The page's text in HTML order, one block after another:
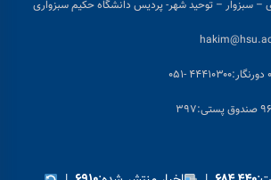
– سبزوار – توحید شهر- پردیس دانشگاه حکیم سبزواری
دورنگار:۴۴۴۱۰۳۰۰ -۰۵۱